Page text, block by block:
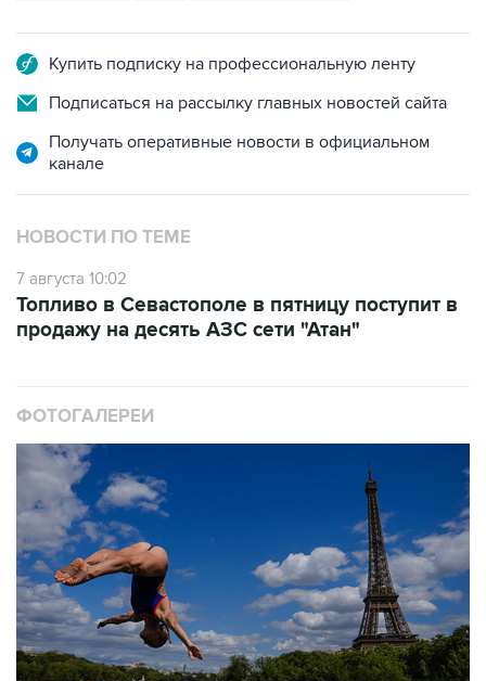
Подписаться на рассылку главных новостей сайта
Получать оперативные новости в официальном
НОВОСТИ ПО ТЕМЕ
7 августа 10:02
продажу на десять АЗС сети "Атан"
10